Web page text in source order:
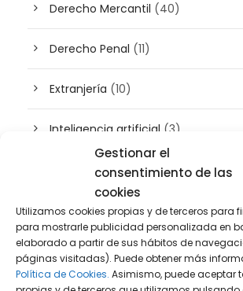
Gestionar el
consentimiento de las
cookies
Utilizamos cookies propias y de terceros para
para mostrarle publicidad personalizada en
elaborado a partir de sus hábitos de
páginas visitadas). Puede obtener más
Política de Cookies. Asimismo, puede aceptar
Derecho Mercantil (40)
Derecho Penal (11)
Extranjería (10)
Inteligencia artificial (3)
Patrimonio(5)
Plusvalía(2)
Prensa(2)